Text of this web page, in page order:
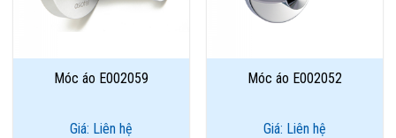
Móc áo E002059
Giá: Liên hệ
Móc áo E002052
Giá: Liên hệ